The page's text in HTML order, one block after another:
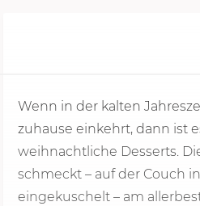
Wenn in der kalten
zuhause einkehrt, dann ist
weihnachtliche Desserts.
schmeckt – auf der Couch
eingekuschelt – am